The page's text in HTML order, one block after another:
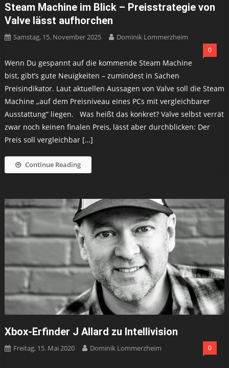
Steam Machine im Blick – Preis­strategie von
Valve lässt aufhorchen
Samstag, 15. November 2025 Dominik Lommerzheim
0
Wenn Du gespannt auf die kommende Steam Machine
bist, gibt’s gute Neuigkeiten – zumindest in Sachen
Preisindikator. Laut aktuellen Aussagen von Valve soll die Steam
Machine „auf dem Preisniveau eines PCs mit vergleichbarer
Ausstattung“ liegen. Was heißt das konkret? Valve selbst verrät
zwar noch keinen finalen Preis, lässt aber durchblicken: Der
Preis soll vergleichbar […]
Continue Reading
Xbox-Erfinder J Allard zu Intellivision
Freitag, 15. Mai 2020 Dominik Lommerzheim 0